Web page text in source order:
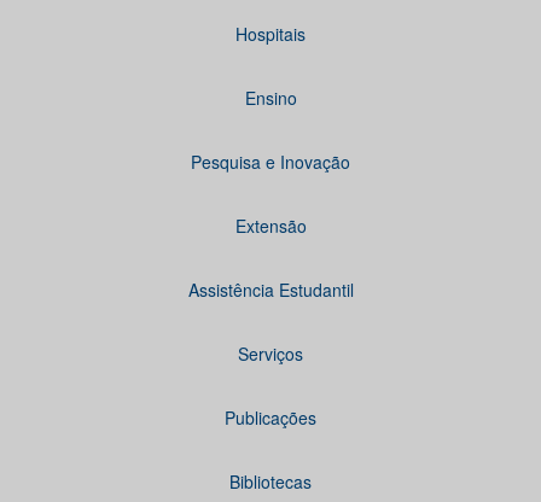
Hospitais
Ensino
Pesquisa e Inovação
Extensão
Assistência Estudantil
Serviços
Publicações
Bibliotecas